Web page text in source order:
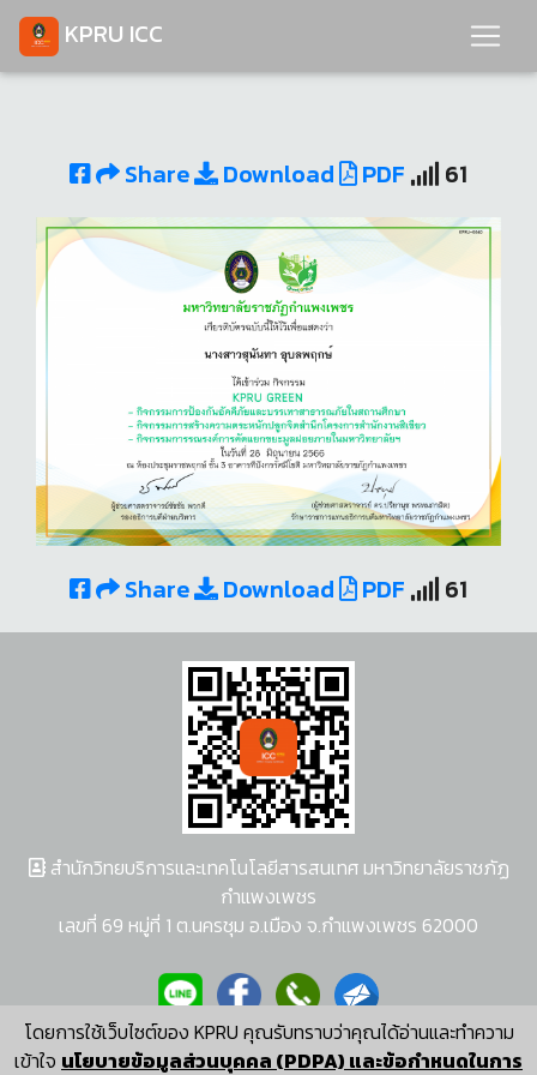
KPRU ICC
Share Download PDF 61
Share Download PDF 61
โดยการใช้เว็บไซต์ของ KPRU คุณรับทราบว่าคุณได้อ่านและทำความ
เข้าใจ นโยบายข้อมูลส่วนบุคคล (PDPA) และข้อกำหนดในการ
สำนักวิทยบริการและเทคโนโลยีสารสนเทศ มหาวิทยาลัยราชภัฏ
กำแพงเพชร
เลขที่ 69 หมู่ที่ 1 ต.นครชุม อ.เมือง จ.กำแพงเพชร 62000
ผู้พัฒนาระบบ อนุชา พวงผกา